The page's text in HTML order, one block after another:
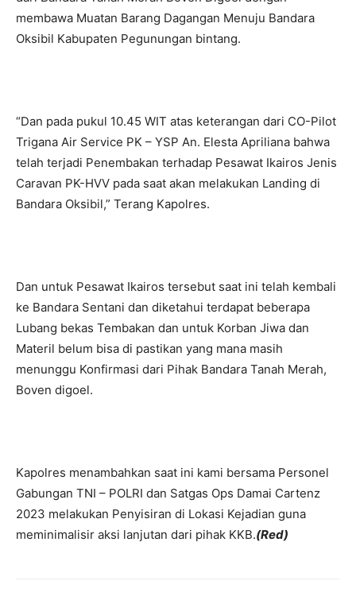
membawa Muatan Barang Dagangan Menuju Bandara
Oksibil Kabupaten Pegunungan bintang.
“Dan pada pukul 10.45 WIT atas keterangan dari CO-Pilot
Trigana Air Service PK – YSP An. Elesta Apriliana bahwa
telah terjadi Penembakan terhadap Pesawat Ikairos Jenis
Caravan PK-HVV pada saat akan melakukan Landing di
Bandara Oksibil,” Terang Kapolres.
Dan untuk Pesawat Ikairos tersebut saat ini telah kembali
ke Bandara Sentani dan diketahui terdapat beberapa
Lubang bekas Tembakan dan untuk Korban Jiwa dan
Materil belum bisa di pastikan yang mana masih
menunggu Konfirmasi dari Pihak Bandara Tanah Merah,
Boven digoel.
Kapolres menambahkan saat ini kami bersama Personel
Gabungan TNI – POLRI dan Satgas Ops Damai Cartenz
2023 melakukan Penyisiran di Lokasi Kejadian guna
meminimalisir aksi lanjutan dari pihak KKB.(Red)